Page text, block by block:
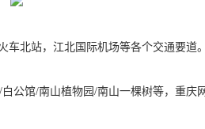
北站，江北国际机场等各个交通要道。
公馆/南山植物园/南山一棵树等，重庆